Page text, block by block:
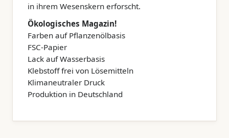
in ihrem Wesenskern erforscht.
Ökologisches Magazin!
Farben auf Pflanzenölbasis
FSC-Papier
Lack auf Wasserbasis
Klebstoff frei von Lösemitteln
Klimaneutraler Druck
Produktion in Deutschland